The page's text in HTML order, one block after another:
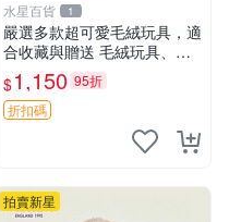
水星百貨 1
嚴選多款超可愛毛絨玩具，適
合收藏與贈送 毛絨玩具、抱
枕、公仔
$1,150 95折
折扣碼
拍賣新星